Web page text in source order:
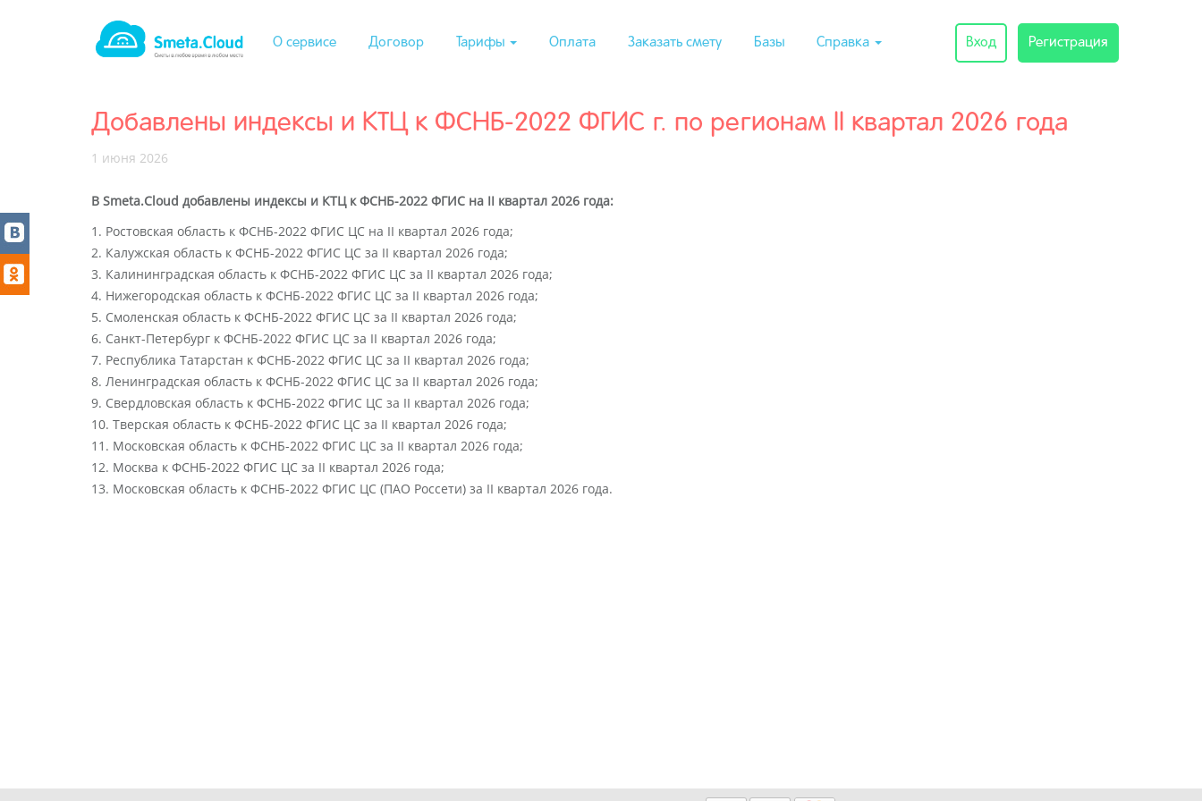
О сервисе Договор Тарифы Оплата Заказать смету Базы Справка Вход Регистрация
Добавлены индексы и КТЦ к ФСНБ-2022 ФГИС г. по регионам II квартал 2026 года
1 июня 2026
В Smeta.Cloud добавлены индексы и КТЦ к ФСНБ-2022 ФГИС на II квартал 2026 года:
1. Ростовская область к ФСНБ-2022 ФГИС ЦС на II квартал 2026 года;
2. Калужская область к ФСНБ-2022 ФГИС ЦС за II квартал 2026 года;
3. Калининградская область к ФСНБ-2022 ФГИС ЦС за II квартал 2026 года;
4. Нижегородская область к ФСНБ-2022 ФГИС ЦС за II квартал 2026 года;
5. Смоленская область к ФСНБ-2022 ФГИС ЦС за II квартал 2026 года;
6. Санкт-Петербург к ФСНБ-2022 ФГИС ЦС за II квартал 2026 года;
7. Республика Татарстан к ФСНБ-2022 ФГИС ЦС за II квартал 2026 года;
8. Ленинградская область к ФСНБ-2022 ФГИС ЦС за II квартал 2026 года;
9. Свердловская область к ФСНБ-2022 ФГИС ЦС за II квартал 2026 года;
10. Тверская область к ФСНБ-2022 ФГИС ЦС за II квартал 2026 года;
11. Московская область к ФСНБ-2022 ФГИС ЦС за II квартал 2026 года;
12. Москва к ФСНБ-2022 ФГИС ЦС за II квартал 2026 года;
13. Московская область к ФСНБ-2022 ФГИС ЦС (ПАО Россети) за II квартал 2026 года.